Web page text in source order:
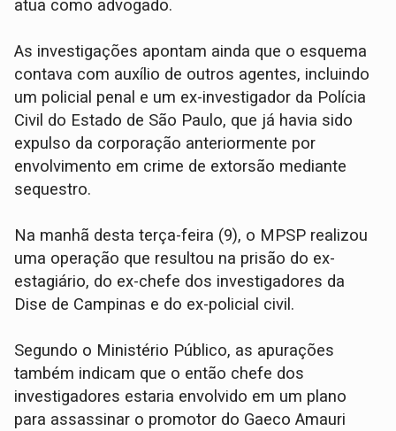
atua como advogado.
As investigações apontam ainda que o esquema
contava com auxílio de outros agentes, incluindo
um policial penal e um ex-investigador da Polícia
Civil do Estado de São Paulo, que já havia sido
expulso da corporação anteriormente por
envolvimento em crime de extorsão mediante
sequestro.
Na manhã desta terça-feira (9), o MPSP realizou
uma operação que resultou na prisão do ex-
estagiário, do ex-chefe dos investigadores da
Dise de Campinas e do ex-policial civil.
Segundo o Ministério Público, as apurações
também indicam que o então chefe dos
investigadores estaria envolvido em um plano
para assassinar o promotor do Gaeco Amauri